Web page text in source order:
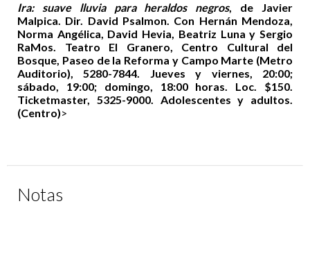
Ira: suave lluvia para heraldos negros, de Javier
Malpica. Dir. David Psalmon. Con Hernán Mendoza,
Norma Angélica, David Hevia, Beatriz Luna y Sergio
RaMos. Teatro El Granero, Centro Cultural del
Bosque, Paseo de la Reforma y Campo Marte (Metro
Auditorio), 5280-7844. Jueves y viernes, 20:00;
sábado, 19:00; domingo, 18:00 horas. Loc. $150.
Ticketmaster, 5325-9000. Adolescentes y adultos.
(Centro)>
Notas